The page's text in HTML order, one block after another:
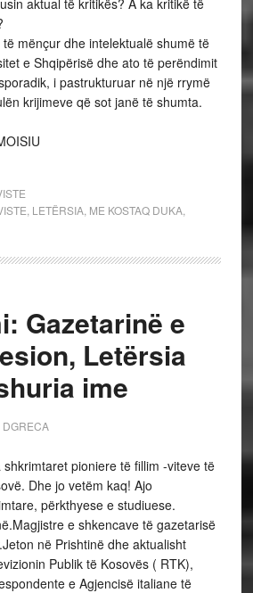
aktual të kritikës? A ka kritikë të
mënçur dhe intelektualë shumë të
e Shqipërisë dhe ato të perëndimit
i pastrukturuar në një rrymë
krijimeve që sot janë të shumta.
LETËRSIA, ME KOSTAQ DUKA,
Gazetarinë e
Letërsia
ime
DGRECA
pioniere të fillim -viteve të
Dhe jo vetëm kaq! Ajo
përkthyese e studiuese.
e shkencave të gazetarisë
në Prishtinë dhe aktualisht
Publik të Kosovës ( RTK),
e Agjencisë italiane të